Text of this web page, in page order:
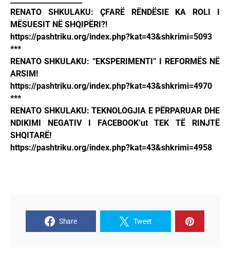
RENATO SHKULAKU: ҪFARË RËNDËSIE KA ROLI I
MËSUESIT NË SHQIPËRI?!
https://pashtriku.org/index.php?kat=43&shkrimi=5093
***
RENATO SHKULAKU: “EKSPERIMENTI” I REFORMËS NË
ARSIM!
https://pashtriku.org/index.php?kat=43&shkrimi=4970
***
RENATO SHKULAKU: TEKNOLOGJIA E PËRPARUAR DHE
NDIKIMI NEGATIV I FACEBOOK’ut TEK TË RINJTË
SHQITARË!
https://pashtriku.org/index.php?kat=43&shkrimi=4958
Share Tweet